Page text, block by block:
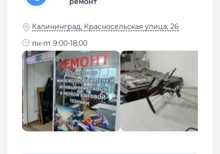
Калининград, Красносельская улица, 26
пн-пт 9:00-18:00